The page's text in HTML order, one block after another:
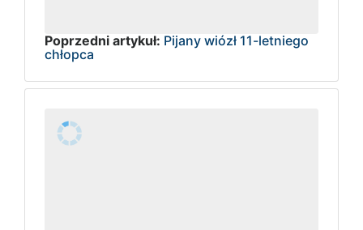
Poprzedni artykuł: Pijany wiózł 11-letniego
chłopca